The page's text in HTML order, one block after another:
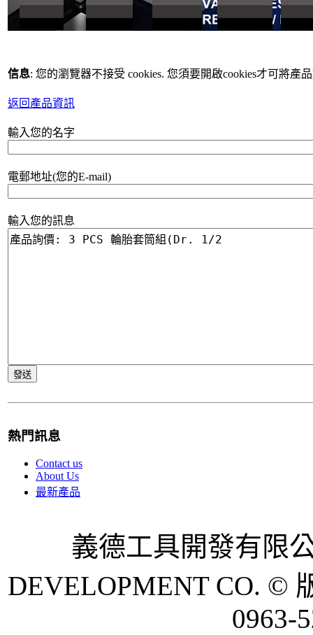
信息: 您的瀏覽器不接受 cookies. 您須要開啟cookies才可將產
返回產品資訊
輸入您的名字
電郵地址(您的E-mail)
輸入您的訊息
熱門訊息
Contact us
About Us
最新產品
義德工具開發有限
DEVELOPMENT CO. ©
0963-